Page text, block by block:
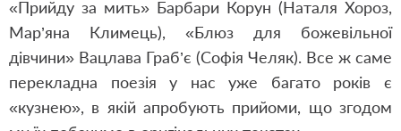
«Прийду за мить» Барбари Корун (Наталя Хороз,
Мар’яна Климець), «Блюз для божевільної
дівчини» Вацлава Граб’є (Софія Челяк). Все ж саме
перекладна поезія у нас уже багато років є
«кузнею», в якій апробують прийоми, що згодом